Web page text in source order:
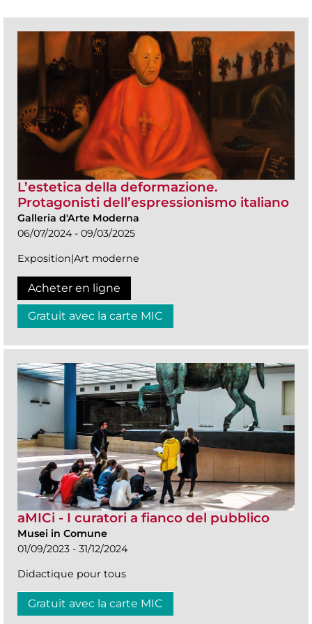
L’estetica della deformazione.
Protagonisti dell’espressionismo italiano
Galleria d'Arte Moderna
06/07/2024 - 09/03/2025
Exposition|Art moderne
Acheter en ligne
Gratuit avec la carte MIC
aMICi - I curatori a fianco del pubblico
Musei in Comune
01/09/2023 - 31/12/2024
Didactique pour tous
Gratuit avec la carte MIC